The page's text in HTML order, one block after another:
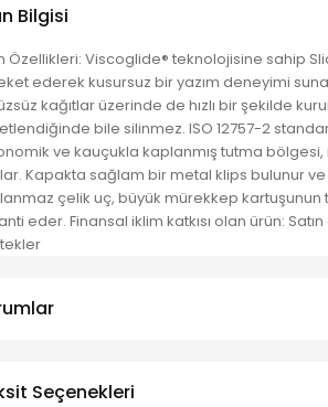
Bilgisi
Özellikleri: Viscoglide® teknolojisine sahip
ederek kusursuz bir yazım deneyimi sunar.
kağıtlar üzerinde de hızlı bir şekilde
bile silinmez. ISO 12757-2
ve kauçukla kaplanmış tutma
Kapakta sağlam bir metal klips bulunur ve
çelik uç, büyük mürekkep kartuşunun
eder. Finansal iklim katkısı olan ürün:
Seçenekleri